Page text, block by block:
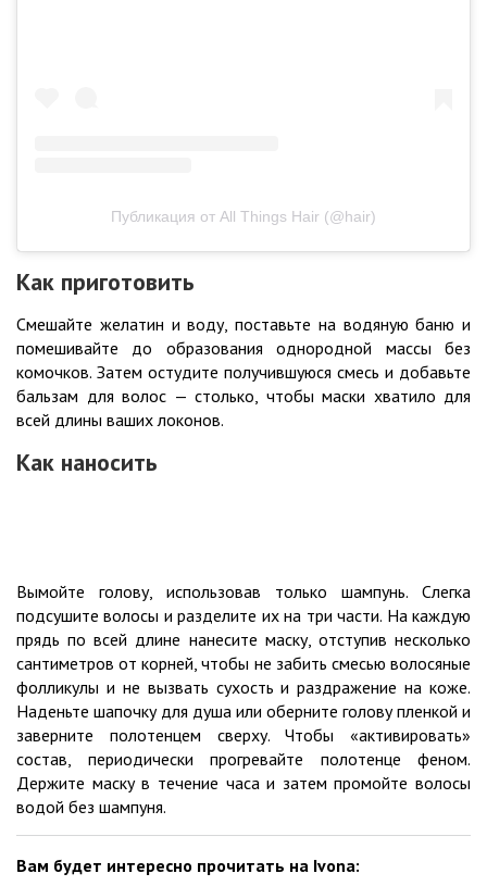
Публикация от All Things Hair (@hair)
Как приготовить
Смешайте желатин и воду, поставьте на водяную баню и
помешивайте до образования однородной массы без
комочков. Затем остудите получившуюся смесь и добавьте
бальзам для волос — столько, чтобы маски хватило для
всей длины ваших локонов.
Как наносить
Вымойте голову, использовав только шампунь. Слегка
подсушите волосы и разделите их на три части. На каждую
прядь по всей длине нанесите маску, отступив несколько
сантиметров от корней, чтобы не забить смесью волосяные
фолликулы и не вызвать сухость и раздражение на коже.
Наденьте шапочку для душа или оберните голову пленкой и
заверните полотенцем сверху. Чтобы «активировать»
состав, периодически прогревайте полотенце феном.
Держите маску в течение часа и затем промойте волосы
водой без шампуня.
Вам будет интересно прочитать на Ivona: